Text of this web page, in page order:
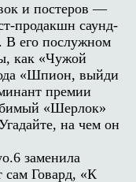
и постеров —
продакшн саунд-
В его послужном
как «Чужой
«Шпион, выйди
премии
«Шерлок»
на чем он
заменила
сам Говард, «К